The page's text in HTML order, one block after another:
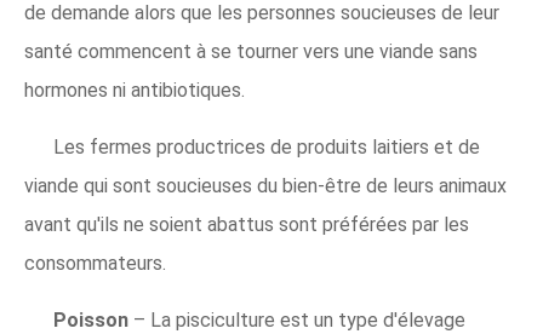
de demande alors que les personnes soucieuses de leur
santé commencent à se tourner vers une viande sans
hormones ni antibiotiques.
Les fermes productrices de produits laitiers et de
viande qui sont soucieuses du bien-être de leurs animaux
avant qu'ils ne soient abattus sont préférées par les
consommateurs.
Poisson – La pisciculture est un type d'élevage